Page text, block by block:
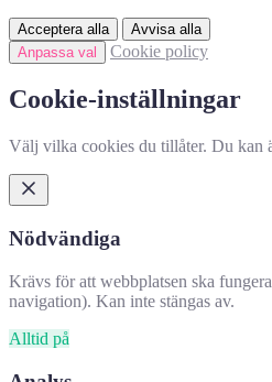
Acceptera alla
Avvisa alla
Anpassa val
Cookie policy
Cookie-inställningar
Välj vilka cookies du tillåter. Du kan
Nödvändiga
Krävs för att webbplatsen ska
navigation). Kan inte stängas av.
Alltid på